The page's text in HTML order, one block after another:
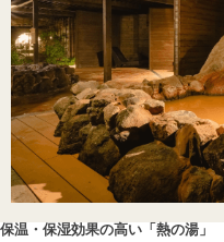
保温・保湿効果の高い「熱の湯」